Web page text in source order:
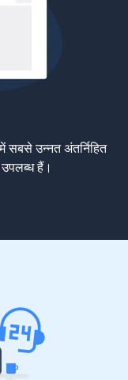
सबसे उन्नत अंतर्निहित
उपलब्ध हैं।